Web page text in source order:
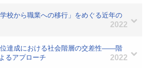
校から職業への移行」をめぐる近年の
2022
達成における社会階層の交差性――階
るアプローチ
2022